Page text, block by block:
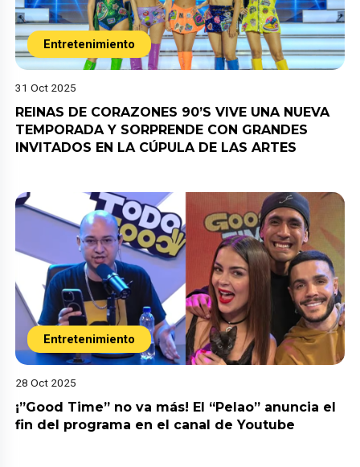
Entretenimiento
31 Oct 2025
REINAS DE CORAZONES 90’S VIVE UNA NUEVA
TEMPORADA Y SORPRENDE CON GRANDES
INVITADOS EN LA CÚPULA DE LAS ARTES
Entretenimiento
28 Oct 2025
¡”Good Time” no va más! El “Pelao” anuncia el
fin del programa en el canal de Youtube